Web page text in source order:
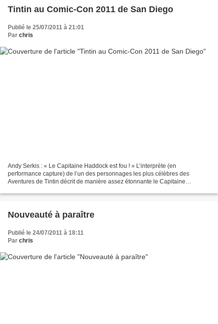
Tintin au Comic-Con 2011 de San Diego
Publié le 25/07/2011 à 21:01
Par chris
Andy Serkis : « Le Capitaine Haddock est fou ! » L’interprète (en
performance capture) de l’un des personnages les plus célèbres des
Aventures de Tintin décrit de manière assez étonnante le Capitaine
Nouveauté à paraître
Publié le 24/07/2011 à 18:11
Par chris